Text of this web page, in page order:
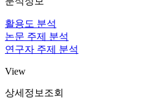
활용도 분석
논문 주제 분석
연구자 주제 분석
View
상세정보조회